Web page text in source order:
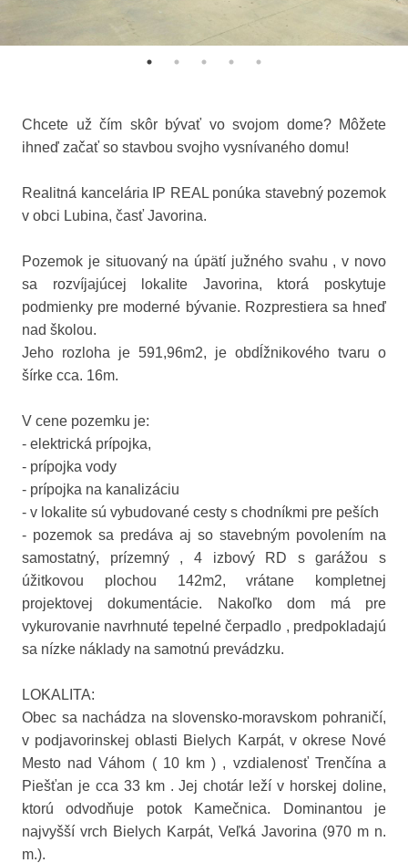
Chcete už čím skôr bývať vo svojom dome? Môžete
ihneď začať so stavbou svojho vysnívaného domu!
Realitná kancelária IP REAL ponúka stavebný pozemok
v obci Lubina, časť Javorina.
Pozemok je situovaný na úpätí južného svahu , v novo
sa rozvíjajúcej lokalite Javorina, ktorá poskytuje
podmienky pre moderné bývanie. Rozprestiera sa hneď
nad školou.
Jeho rozloha je 591,96m2, je obdĺžnikového tvaru o
šírke cca. 16m.
V cene pozemku je:
- elektrická prípojka,
- prípojka vody
- prípojka na kanalizáciu
- v lokalite sú vybudované cesty s chodníkmi pre peších
- pozemok sa predáva aj so stavebným povolením na
samostatný, prízemný , 4 izbový RD s garážou s
úžitkovou plochou 142m2, vrátane kompletnej
projektovej dokumentácie. Nakoľko dom má pre
vykurovanie navrhnuté tepelné čerpadlo , predpokladajú
sa nízke náklady na samotnú prevádzku.
LOKALITA:
Obec sa nachádza na slovensko-moravskom pohraničí,
v podjavorinskej oblasti Bielych Karpát, v okrese Nové
Mesto nad Váhom ( 10 km ) , vzdialenosť Trenčína a
Piešťan je cca 33 km . Jej chotár leží v horskej doline,
ktorú odvodňuje potok Kamečnica. Dominantou je
najvyšší vrch Bielych Karpát, Veľká Javorina (970 m n.
m.).